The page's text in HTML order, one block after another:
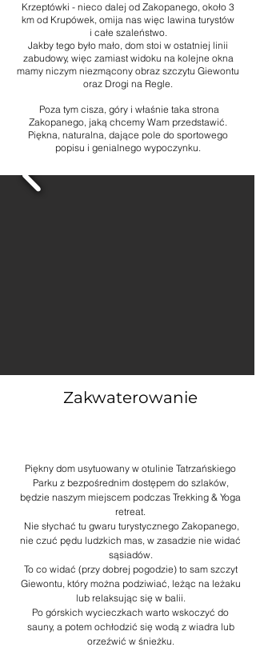
Krzeptówki - nieco dalej od Zakopanego, około 3
km od Krupówek, omija nas więc lawina turystów
i całe szaleństwo.
Jakby tego było mało, dom stoi w ostatniej linii
zabudowy,więc zamiast widoku na kolejne okna
mamy niczym niezmącony obraz szczytu Giewontu
oraz Drogi na Regle.
Poza tym cisza, góry i właśnie taka strona
Zakopanego, jaką chcemy Wam przedstawić.
Piękna, naturalna, dające pole do sportowego
popisu i genialnego wypoczynku.
Zakwaterowanie
Piękny dom usytuowany w otulinie Tatrzańskiego
Parku z bezpośrednim dostępem do szlaków,
będzie naszym miejscem podczas Trekking & Yoga
retreat.
Nie słychać tu gwaru turystycznego Zakopanego,
nie czuć pędu ludzkich mas, w zasadzie nie widać
sąsiadów.
To co widać (przy dobrej pogodzie) to sam szczyt
Giewontu, który można podziwiać, leżąc na leżaku
lub relaksując się w balii.
Po górskich wycieczkach warto wskoczyć do
sauny, a potem ochłodzić się wodą z wiadra lub
orzeźwić w śnieżku.